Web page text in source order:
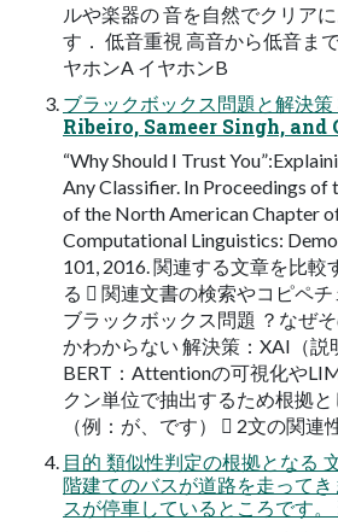
ルや楽器の 音を自然でクリア
す． 低音重視 高音から低音ま
ヤホンA イヤホンB
ブラックボックス問題と解決
Ribeiro, Sameer Singh, and
“Why Should I Trust
Any Classifier. In Proceedings of
of the North American Chapter
Computational Linguistics:
101, 2016. 関連する文章を比較
る  関連文書の検索やコピペチ
ブラックボックス問題 ？なぜ
かわからない 解決策：XAI（説
BERT：Attentionの可視化や
クン単位で抽出するため根拠
（例：が、です）  2文の関連
目的 類似性判定の根拠となる
階建てのバスが道路を走って
スが停車しているところです